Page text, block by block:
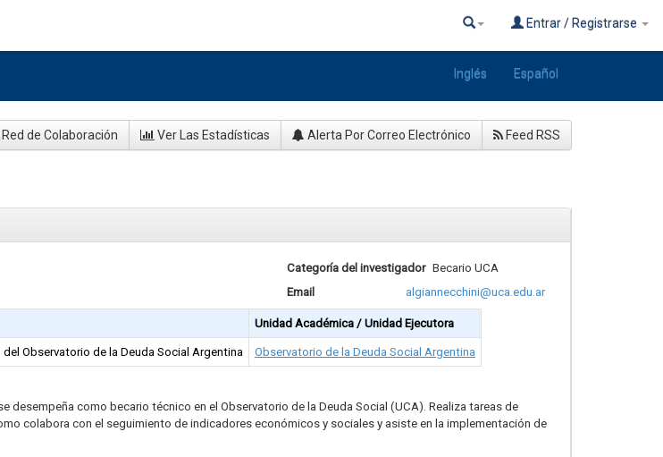
Entrar / Registrarse
Inglés Español
Red de Colaboración Ver Las Estadísticas Alerta Por Correo Electrónico Feed RSS
Categoría del investigador Becario UCA
Email
algiannecchini@uca.edu.ar
Unidad Académica / Unidad Ejecutora
Observatorio de la Deuda Social Argentina Observatorio de la Deuda Social Argentina
como becario técnico en el Observatorio de la Deuda Social (UCA). Realiza tareas de
colabora con el seguimiento de indicadores económicos y sociales y asiste en la implementación de